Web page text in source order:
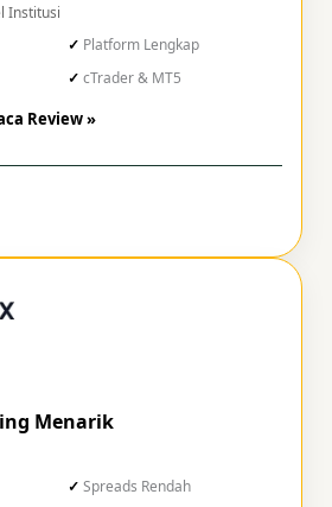
Institusi
Platform Lengkap
cTrader & MT5
Review »
Menarik
Spreads Rendah